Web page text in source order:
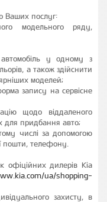
Ваших послуг:
модельного ряду,
у одному з
а також здійснити
моделей;
запису на сервісне
щодо віддаленого
для придбання авто;
числі за допомогою
пошти, телефону.
офіційних дилерів Kia
ua/shopping-
захисту, в